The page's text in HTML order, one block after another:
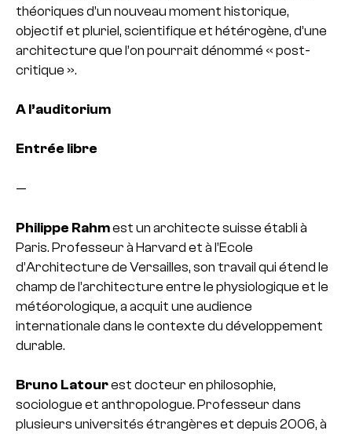
théoriques d’un nouveau moment historique,
objectif et pluriel, scientifique et hétérogène, d’une
architecture que l’on pourrait dénommé « post-
critique ».
A l’auditorium
Entrée libre
—
Philippe Rahmest un architecte suisse établi à
Paris. Professeur à Harvard et à l’Ecole
d’Architecture de Versailles, son travail qui étend le
champ de l’architecture entre le physiologique et le
météorologique, a acquit une audience
internationale dans le contexte du développement
durable.
Bruno Latourest docteur en philosophie,
sociologue et anthropologue. Professeur dans
plusieurs universités étrangères et depuis 2006, à